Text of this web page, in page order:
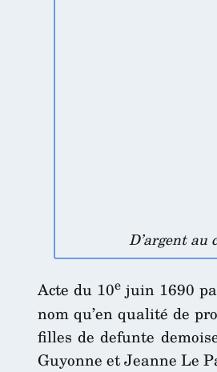
D’argent au
Acte du 10ejuin 1690
nom qu’en qualité de
filles de defunte
Guyonne et Jeanne Le